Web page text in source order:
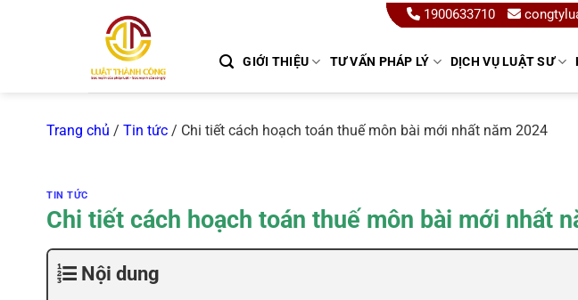
1900633710
GIỚI THIỆU TƯ VẤN PHÁP LÝ DỊCH VỤ LUẬT SƯ
Trang chủ / Tin tức / Chi tiết cách hoạch toán thuế môn bài mới nhất năm 2024
TIN TỨC
Chi tiết cách hoạch toán thuế môn bài mới nhất
Nội dung